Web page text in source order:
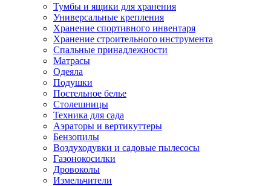
Тумбы и ящики для хранения
Универсальные крепления
Хранение спортивного инвентаря
Хранение строительного инструмента
Спальные принадлежности
Матрасы
Одеяла
Подушки
Постельное белье
Столешницы
Техника для сада
Аэраторы и вертикуттеры
Бензопилы
Воздуходувки и садовые пылесосы
Газонокосилки
Дровоколы
Измельчители